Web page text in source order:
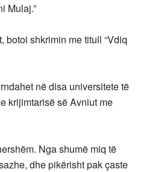
Mulaj.”
botoi shkrimin me titull “Vdiq
në disa universitete të
krijimtarisë së Avniut me
Nga shumë miq të
dhe pikërisht pak çaste